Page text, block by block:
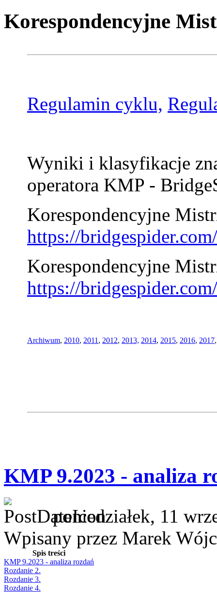
Korespondencyjne
Regulamin cyklu,
Wyniki i klasyfikacje
operatora KMP -
Korespondencyjne
https://
Korespondencyjne
https://
Archiwum, 2010, 2011 , 2012, 2013, 2014, 2015, 2016, 2017
KMP 9.2023 - analiza
poniedziałek, 11
Wpisany przez Marek
Spis treści
KMP 9.2023 - analiza rozdań
Rozdanie 2.
Rozdanie 3.
Rozdanie 4.